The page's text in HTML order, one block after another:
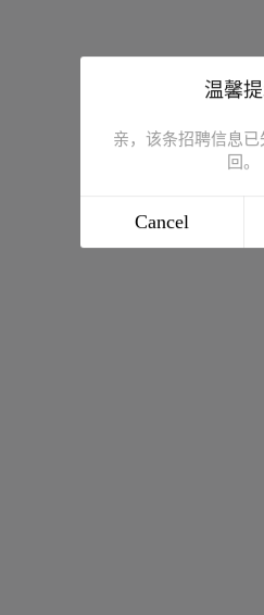
温馨
亲，该条招聘信息
回。
Cancel